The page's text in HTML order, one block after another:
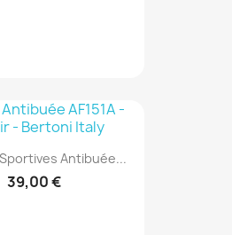
Antibuée...
39,00 €